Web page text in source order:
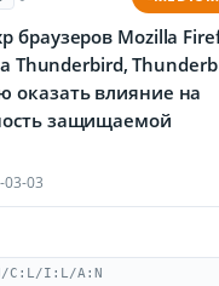
браузеров Mozilla
Thunderbird,
оказать влияние на
защищаемой
03-03
C:L/I:L/A:N